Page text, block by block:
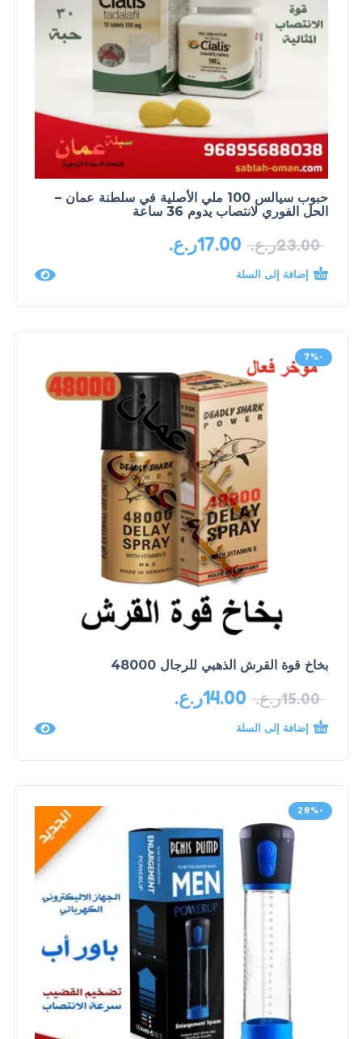
حبوب سيالس 100 ملي الأصلية في سلطنة عمان –
الحل الفوري لانتصاب يدوم 36 ساعة
23.00ر.ع. 17.00ر.ع.
إضافة إلى السلة
-7%
بخاخ قوة القرش الذهبي للرجال 48000
15.00ر.ع. 14.00ر.ع.
إضافة إلى السلة
-28%